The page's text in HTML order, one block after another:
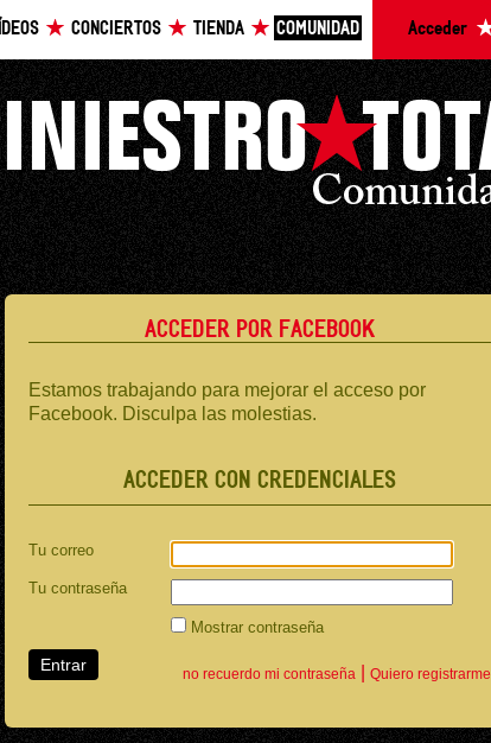
CONCIERTOS TIENDA COMUNIDAD Acceder
ACCEDER POR FACEBOOK
Estamos trabajando para mejorar el acceso por
Facebook. Disculpa las molestias.
ACCEDER CON CREDENCIALES
Tu correo
Tu contraseña
Mostrar contraseña
no recuerdo mi contraseña Quiero registrarme